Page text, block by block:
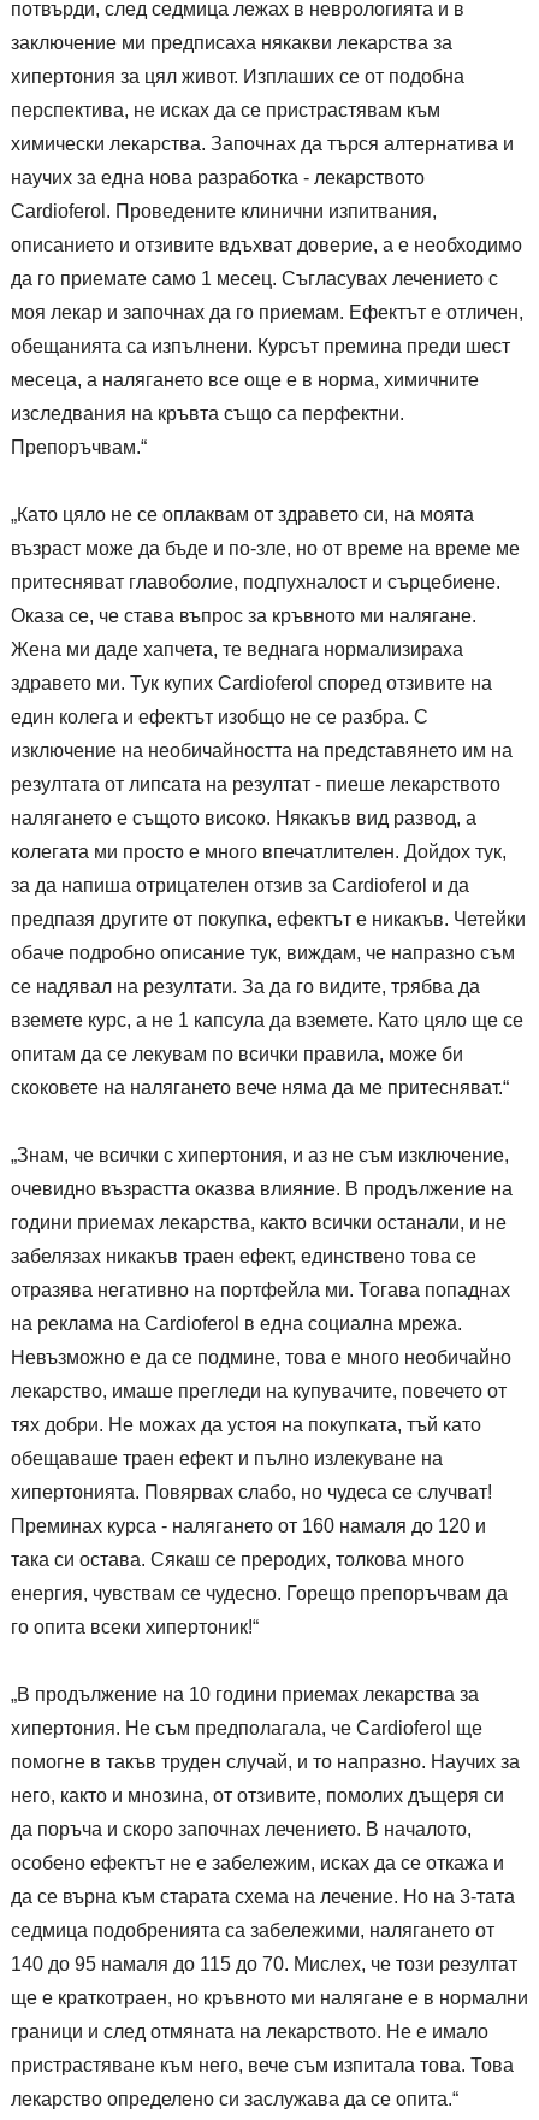
потвърди, след седмица лежах в неврологията и в
заключение ми предписаха някакви лекарства за
хипертония за цял живот. Изплаших се от подобна
перспектива, не исках да се пристрастявам към
химически лекарства. Започнах да търся алтернатива и
научих за една нова разработка - лекарството
Cardioferol. Проведените клинични изпитвания,
описанието и отзивите вдъхват доверие, а е необходимо
да го приемате само 1 месец. Съгласувах лечението с
моя лекар и започнах да го приемам. Ефектът е отличен,
обещанията са изпълнени. Курсът премина преди шест
месеца, а налягането все още е в норма, химичните
изследвания на кръвта също са перфектни.
Препоръчвам.“
„Като цяло не се оплаквам от здравето си, на моята
възраст може да бъде и по-зле, но от време на време ме
притесняват главоболие, подпухналост и сърцебиене.
Оказа се, че става въпрос за кръвното ми налягане.
Жена ми даде хапчета, те веднага нормализираха
здравето ми. Тук купих Cardioferol според отзивите на
един колега и ефектът изобщо не се разбра. С
изключение на необичайността на представянето им на
резултата от липсата на резултат - пиеше лекарството
налягането е същото високо. Някакъв вид развод, а
колегата ми просто е много впечатлителен. Дойдох тук,
за да напиша отрицателен отзив за Cardioferol и да
предпазя другите от покупка, ефектът е никакъв. Четейки
обаче подробно описание тук, виждам, че напразно съм
се надявал на резултати. За да го видите, трябва да
вземете курс, а не 1 капсула да вземете. Като цяло ще се
опитам да се лекувам по всички правила, може би
скоковете на налягането вече няма да ме притесняват.“
„Знам, че всички с хипертония, и аз не съм изключение,
очевидно възрастта оказва влияние. В продължение на
години приемах лекарства, както всички останали, и не
забелязах никакъв траен ефект, единствено това се
отразява негативно на портфейла ми. Тогава попаднах
на реклама на Cardioferol в една социална мрежа.
Невъзможно е да се подмине, това е много необичайно
лекарство, имаше прегледи на купувачите, повечето от
тях добри. Не можах да устоя на покупката, тъй като
обещаваше траен ефект и пълно излекуване на
хипертонията. Повярвах слабо, но чудеса се случват!
Преминах курса - налягането от 160 намаля до 120 и
така си остава. Сякаш се преродих, толкова много
енергия, чувствам се чудесно. Горещо препоръчвам да
го опита всеки хипертоник!“
„В продължение на 10 години приемах лекарства за
хипертония. Не съм предполагала, че Cardioferol ще
помогне в такъв труден случай, и то напразно. Научих за
него, както и мнозина, от отзивите, помолих дъщеря си
да поръча и скоро започнах лечението. В началото,
особено ефектът не е забележим, исках да се откажа и
да се върна към старата схема на лечение. Но на 3-тата
седмица подобренията са забележими, налягането от
140 до 95 намаля до 115 до 70. Мислех, че този резултат
ще е краткотраен, но кръвното ми налягане е в нормални
граници и след отмяната на лекарството. Не е имало
пристрастяване към него, вече съм изпитала това. Това
лекарство определено си заслужава да се опита.“